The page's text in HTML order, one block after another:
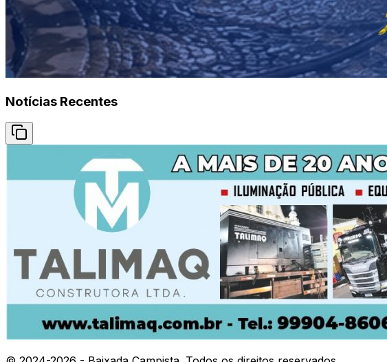
Notícias Recentes